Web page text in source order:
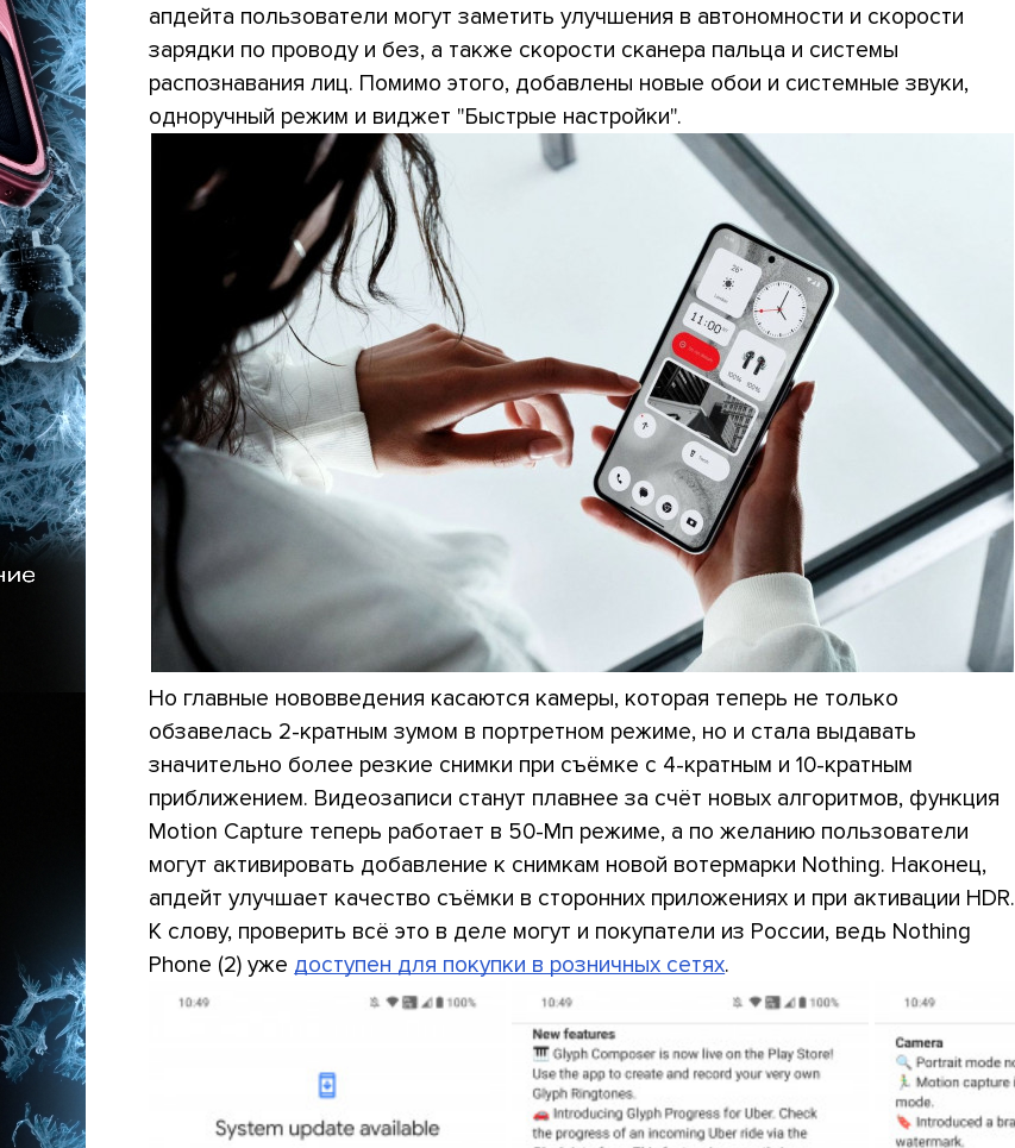
апдейта пользователи могут заметить улучшения в автономности и скорости
зарядки по проводу и без, а также скорости сканера пальца и системы
распознавания лиц. Помимо этого, добавлены новые обои и системные звуки,
одноручный режим и виджет "Быстрые настройки".
Но главные нововведения касаются камеры, которая теперь не только
обзавелась 2-кратным зумом в портретном режиме, но и стала выдавать
значительно более резкие снимки при съёмке с 4-кратным и 10-кратным
приближением. Видеозаписи станут плавнее за счёт новых алгоритмов, функция
Motion Capture теперь работает в 50-Мп режиме, а по желанию пользователи
могут активировать добавление к снимкам новой вотермарки Nothing. Наконец,
апдейт улучшает качество съёмки в сторонних приложениях и при активации HDR.
К слову, проверить всё это в деле могут и покупатели из России, ведь Nothing
Phone (2) уже доступен для покупки в розничных сетях.